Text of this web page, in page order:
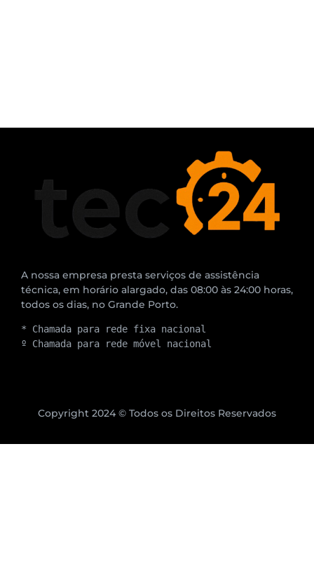
A nossa empresa presta serviços de assistência
técnica, em horário alargado, das 08:00 às 24:00 horas,
todos os dias, no Grande Porto.
* Chamada para rede fixa nacional
º Chamada para rede móvel nacional
Copyright 2024 © Todos os Direitos Reservados